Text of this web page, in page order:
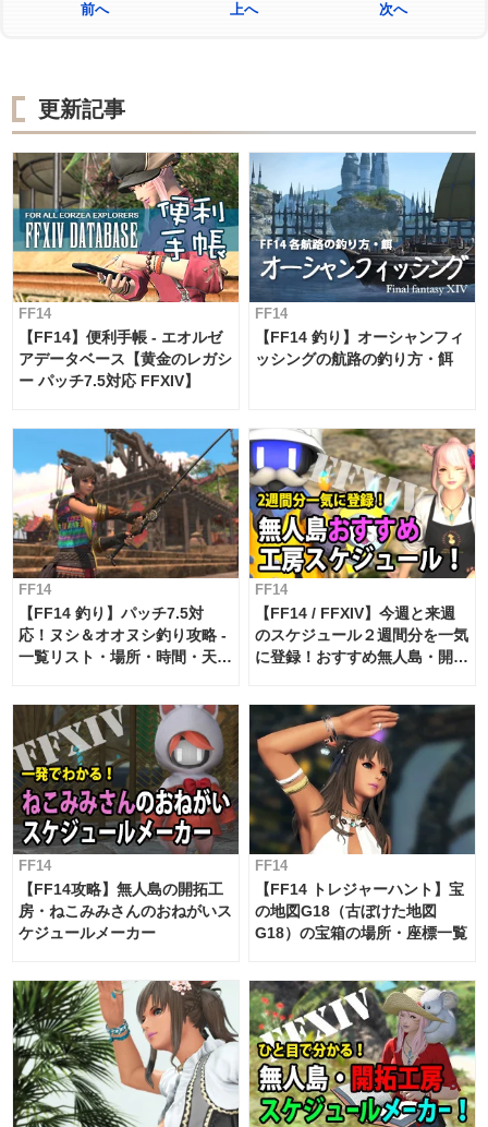
前へ 上へ 次へ
更新記事
FF14
【FF14】便利手帳 - エオルゼ
アデータベース【黄金のレガシ
ー パッチ7.5対応 FFXIV】
FF14
【FF14 釣り】オーシャンフィ
ッシングの航路の釣り方・餌
FF14
【FF14 釣り】パッチ7.5対
応！ヌシ＆オオヌシ釣り攻略 -
一覧リスト・場所・時間・天
FF14
【FF14 / FFXIV】今週と来週
のスケジュール２週間分を一気
に登録！おすすめ無人島・開拓
FF14
【FF14攻略】無人島の開拓工
房・ねこみみさんのおねがいス
ケジュールメーカー
FF14
【FF14 トレジャーハント】宝
の地図G18（古ぼけた地図
G18）の宝箱の場所・座標一覧